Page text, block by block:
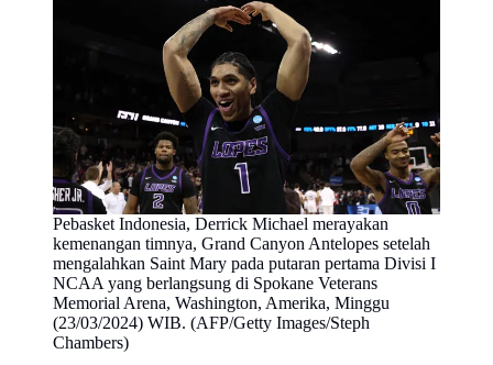
Pebasket Indonesia, Derrick Michael merayakan
kemenangan timnya, Grand Canyon Antelopes setelah
mengalahkan Saint Mary pada putaran pertama Divisi I
NCAA yang berlangsung di Spokane Veterans
Memorial Arena, Washington, Amerika, Minggu
(23/03/2024) WIB. (AFP/Getty Images/Steph
Chambers)